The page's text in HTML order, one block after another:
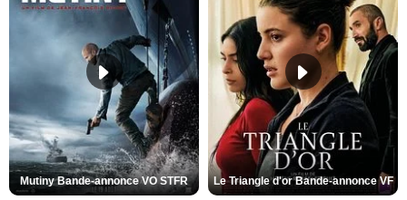
Mutiny Bande-annonce VO STFR Le Triangle d'or Bande-annonce VF